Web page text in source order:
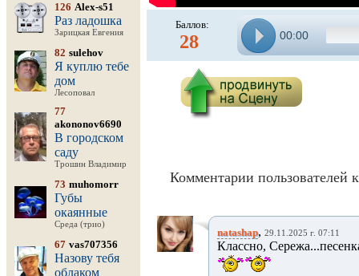
126 Alex-s51
Раз ладошка
Зарицкая Евгения
82 sulehov
Я куплю тебе
дом
Лесоповал
77
akononov6690
В городском
саду
Трошин Владимир
73 muhomorr
Губы
окаянные
Среда (трио)
67 vas707356
Назову тебя
облаком
Баллов:
28 00:00
Комментарии пользователей
natashap, 29.11.2025 г. 07:11
Классно,